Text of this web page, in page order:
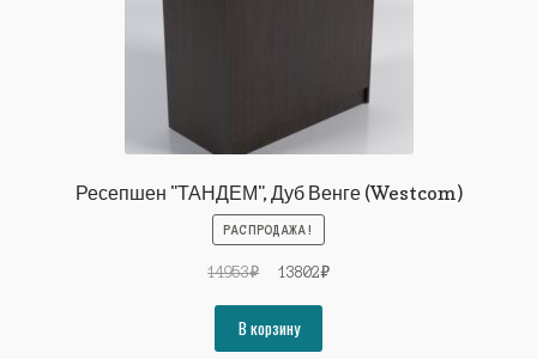
Ресепшен "ТАНДЕМ", Дуб Венге (Westcom)
РАСПРОДАЖА!
14953₽
Первоначальная
составляла
14953₽.
13802₽Текущая
В корзину